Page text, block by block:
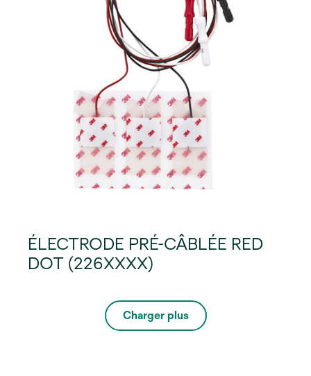
ÉLECTRODE PRÉ-CÂBLÉE RED
DOT (226XXXX)
Charger plus